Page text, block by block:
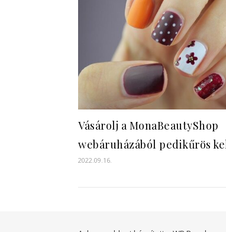
Vásárolj a MonaBeautyShop
webáruházából pedikűrös
2022.09.16.